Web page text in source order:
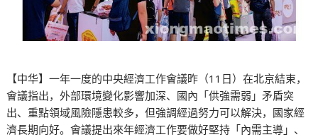
【中华】一年一度的中央經濟工作會議昨（11日）在北京結束，
會議指出，外部環境變化影響加深、國內「供強需弱」矛盾突
出、重點領域風險隱患較多，但強調經過努力可以解決，國家經
濟長期向好。會議提出來年經濟工作要做好堅持「內需主導」、